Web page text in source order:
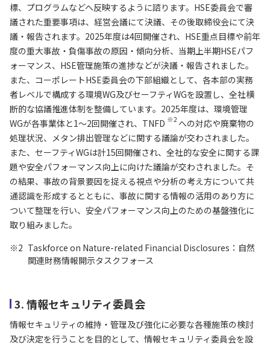
標、プログラムなどへ反映するように諮ります。HSE委員会で審
議された重要事項は、経営会議にて決議、その後取締役会にて決
議・報告されます。2025年度は4回開催され、HSE重点目標や前年
度の重大事故・負傷事故の原因・傾向分析、当期上半期HSEパフ
ォーマンス、HSE管理施策の進捗などが決議・報告されました。
また、コーポレートHSE委員会の下部組織として、各本部の実務
者レベルで構成する環境WG及びセーフティWGを設置し、全社横
断的な協議推進体制を整備しています。2025年度は、環境管理
WGが各事業体と1～2回開催され、TNFD ※2 への対応や廃棄物の
処理状況、メタン排出管理などに関する議論が交わされました。
また、セーフティWGは計15回開催され、全社的な安全に関する課
題や安全パフォーマンス向上に向けた議論が交わされました。そ
の結果、事故の背景要因を捉える視点や分析の考え方について共
通認識を形成するとともに、事故に関する情報の活用のあり方に
ついて整理を行い、安全パフォーマンス向上のための基盤強化に
取り組みました。
※2 Taskforce on Nature-related Financial Disclosures：自然
関連財務情報開示タスクフォース
3. 情報セキュリティ委員会
情報セキュリティの維持・管理及び強化に必要な各種施策の検討
及び決定を行うことを目的として、情報セキュリティ委員会を設